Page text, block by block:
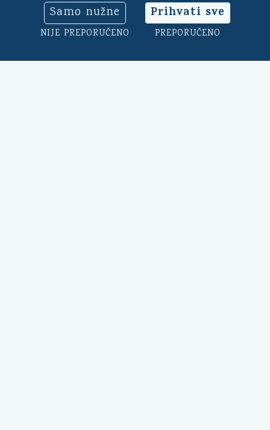
Samo nužne
NIJE PREPORUČENO
Prihvati sve
PREPORUČENO
općinu. Sudjelujte u
savjetodavnim e-referendumima.
Osim toga, na ovoj aplikaciji